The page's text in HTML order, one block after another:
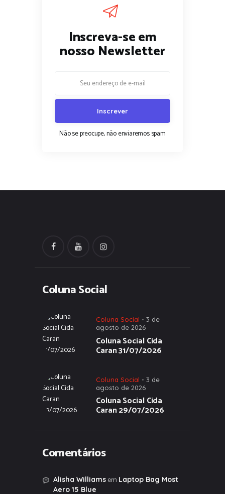
Inscreva-se em
nosso Newsletter
Não se preocupe, não enviaremos spam
Coluna Social
Coluna Social
3 de
agosto de 2026
Coluna Social Cida
Caran 31/07/2026
Coluna Social
3 de
agosto de 2026
Coluna Social Cida
Caran 29/07/2026
Comentários
Alisha Williamsem Laptop Bag Most
Aero 15 Blue